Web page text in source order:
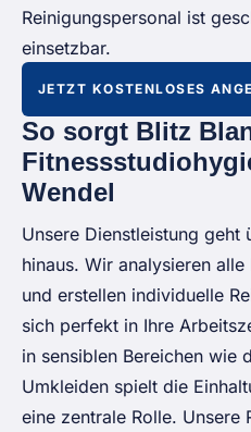
Reinigungspersonal ist
einsetzbar.
JETZT KOSTENLOSES
So sorgt Blitz
Wendel
Unsere Dienstleistung geht
hinaus. Wir analysieren
und erstellen individuelle
sich perfekt in Ihre
in sensiblen Bereichen wie
Umkleiden spielt die
eine zentrale Rolle. Unsere